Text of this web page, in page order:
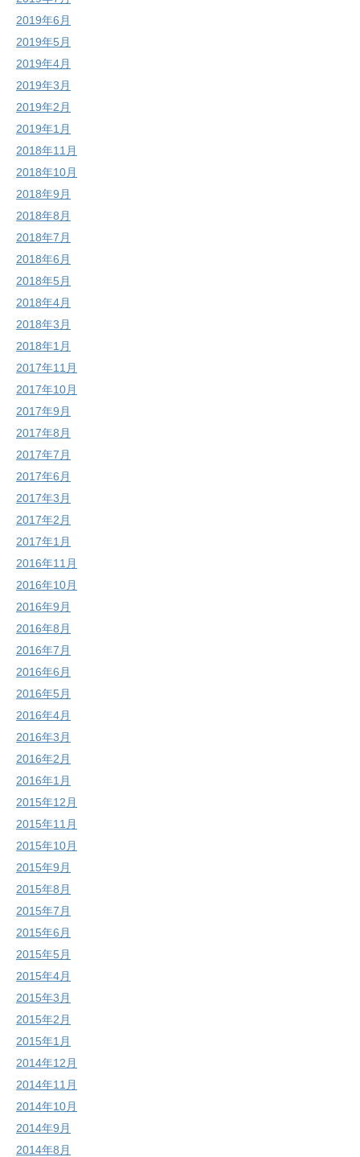
2019年6月
2019年5月
2019年4月
2019年3月
2019年2月
2019年1月
2018年11月
2018年10月
2018年9月
2018年8月
2018年7月
2018年6月
2018年5月
2018年4月
2018年3月
2018年1月
2017年11月
2017年10月
2017年9月
2017年8月
2017年7月
2017年6月
2017年3月
2017年2月
2017年1月
2016年11月
2016年10月
2016年9月
2016年8月
2016年7月
2016年6月
2016年5月
2016年4月
2016年3月
2016年2月
2016年1月
2015年12月
2015年11月
2015年10月
2015年9月
2015年8月
2015年7月
2015年6月
2015年5月
2015年4月
2015年3月
2015年2月
2015年1月
2014年12月
2014年11月
2014年10月
2014年9月
2014年8月